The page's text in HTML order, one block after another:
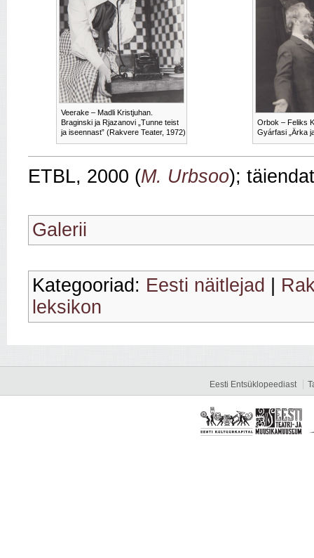
Veerake – Madli Kristjuhan.
Braginski ja Rjazanovi „Tunne teist
ja iseennast” (Rakvere Teater, 1972)
Orbok – Feliks
Gyárfasi „Ärka
ETBL, 2000 (M. Urbsoo);
Galerii
Kategooriad: Eesti näitlejad
leksikon
Eesti Entsüklopeediast